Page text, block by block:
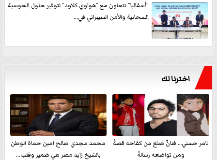
”أسفاليا” تتعاون مع ”هواوي كلاود” لتوفير حلول الحوسبة
السحابية والأمن السيبراني في...
اخترنا لك
تامر حسني… فنانٌ صَنَعَ من كفاحه قصةً
ومن تواضعه رسالةً
محمد مجدي صالح امين حماة الوطن
بالشيخ زايد مصر هي ضمير وقلب...